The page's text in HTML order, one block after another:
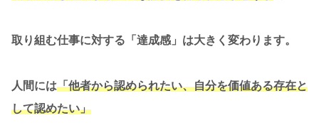
取り組む仕事に対する「達成感」は大きく変わります。
人間には「他者から認められたい、自分を価値ある存在と
して認めたい」